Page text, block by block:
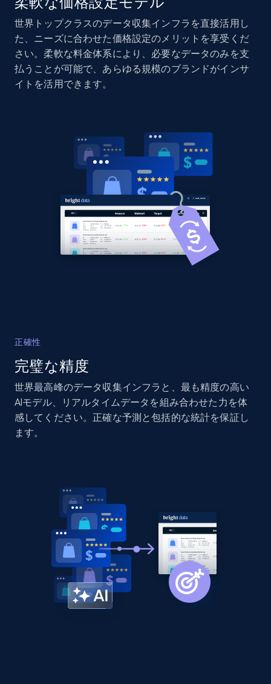
世界トップクラスのデータ収集インフラを直接活用し
た、ニーズに合わせた価格設定のメリットを享受くだ
さい。柔軟な料金体系により、必要なデータのみを支
払うことが可能で、あらゆる規模のブランドがインサ
イトを活用できます。
正確性
完璧な精度
世界最高峰のデータ収集インフラと、最も精度の高い
AIモデル、リアルタイムデータを組み合わせた力を体
感してください。正確な予測と包括的な統計を保証し
ます。